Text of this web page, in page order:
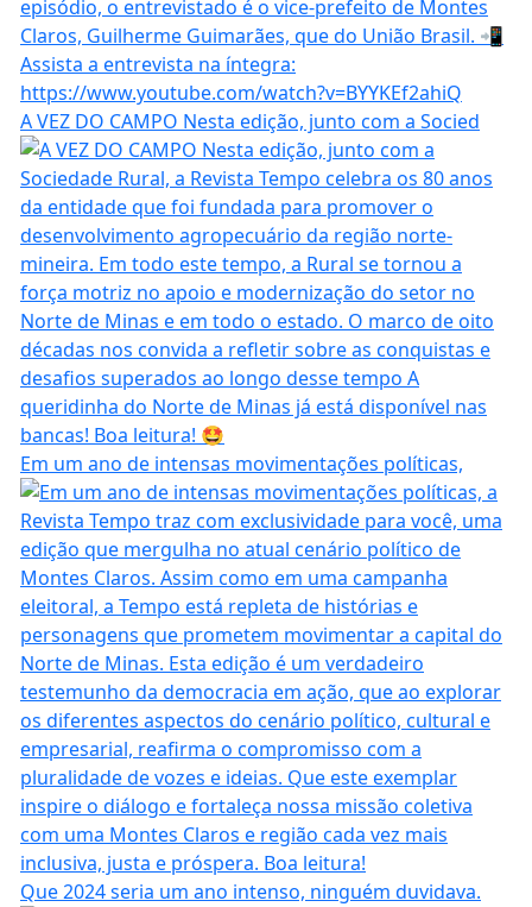
A VEZ DO CAMPO Nesta edição, junto com a Socied
Em um ano de intensas movimentações políticas,
Que 2024 seria um ano intenso, ninguém duvidava.